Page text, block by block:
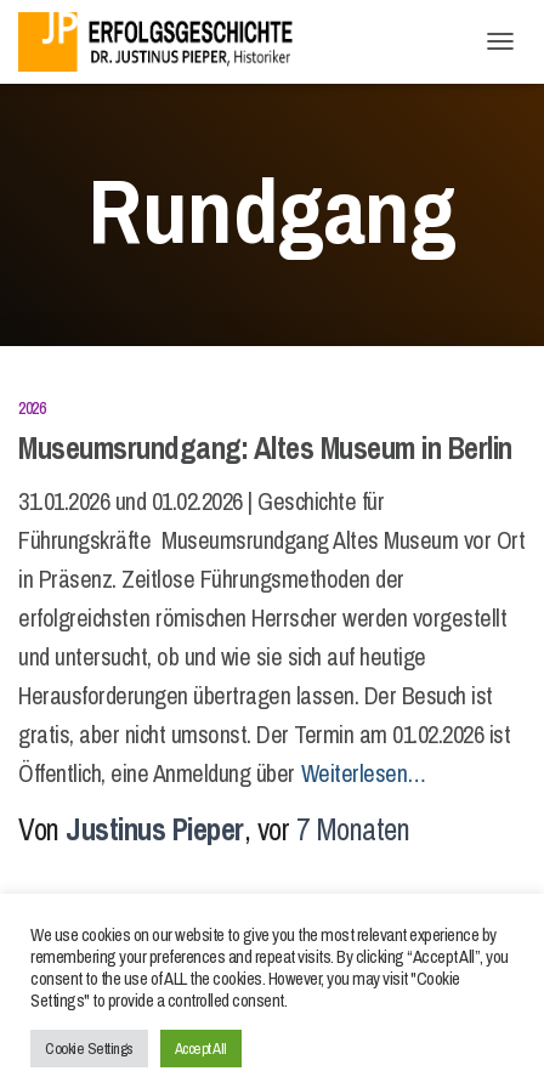
Rundgang
2026
Museumsrundgang: Altes Museum in Berlin
31.01.2026 und 01.02.2026 | Geschichte für
Führungskräfte Museumsrundgang Altes Museum vor Ort
in Präsenz. Zeitlose Führungsmethoden der
erfolgreichsten römischen Herrscher werden vorgestellt
und untersucht, ob und wie sie sich auf heutige
Herausforderungen übertragen lassen. Der Besuch ist
gratis, aber nicht umsonst. Der Termin am 01.02.2026 ist
Öffentlich, eine Anmeldung über Weiterlesen…
Von Justinus Pieper, vor 7 Monaten
IMPRESSUM
We use cookies on our website to give you the most relevant experience by
remembering your preferences and repeat visits. By clicking “Accept All”, you
consent to the use of ALL the cookies. However, you may visit "Cookie
Settings" to provide a controlled consent.
Cookie Settings Accept All